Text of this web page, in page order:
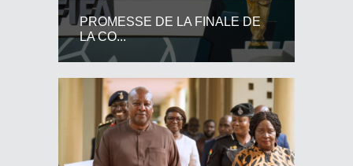
PROMESSE DE LA FINALE DE
LA CO...